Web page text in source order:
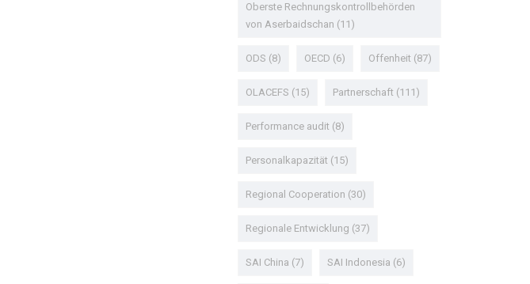
Oberste Rechnungskontrollbehörden
von Aserbaidschan (11)
ODS (8) OECD (6) Offenheit (87)
OLACEFS (15) Partnerschaft (111)
Performance audit (8)
Personalkapazität (15)
Regional Cooperation (30)
Regionale Entwicklung (37)
SAI China (7) SAI Indonesia (6)